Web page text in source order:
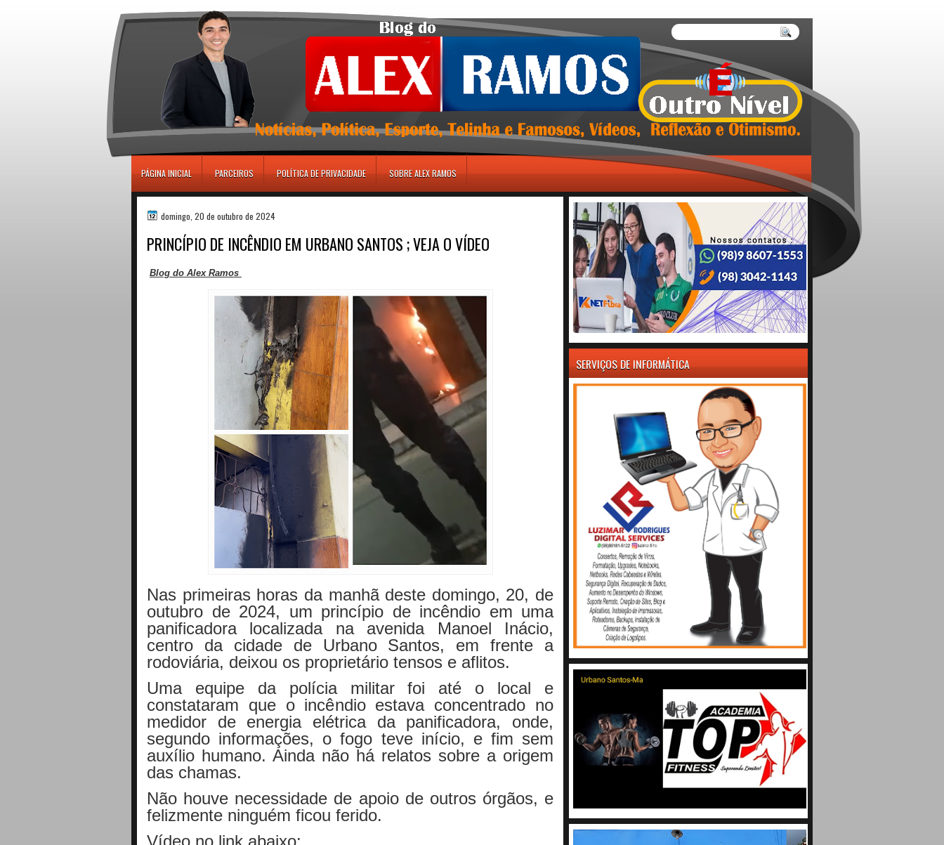
PÁGINA INICIAL PARCEIROS POLÍTICA DE PRIVACIDADE SOBRE ALEX RAMOS
domingo, 20 de outubro de 2024
PRINCÍPIO DE INCÊNDIO EM URBANO SANTOS ; VEJA O VÍDEO
Blog do Alex Ramos
Nas primeiras horas da manhã deste domingo, 20, de
outubro de 2024, um princípio de incêndio em uma
panificadora localizada na avenida Manoel Inácio,
centro da cidade de Urbano Santos, em frente a
rodoviária, deixou os proprietário tensos e aflitos.
Uma equipe da polícia militar foi até o local e
constataram que o incêndio estava concentrado no
medidor de energia elétrica da panificadora, onde,
segundo informações, o fogo teve início, e fim sem
auxílio humano. Ainda não há relatos sobre a origem
das chamas.
Não houve necessidade de apoio de outros órgãos, e
felizmente ninguém ficou ferido.
Vídeo no link abaixo:
SERVIÇOS DE INFORMÁTICA